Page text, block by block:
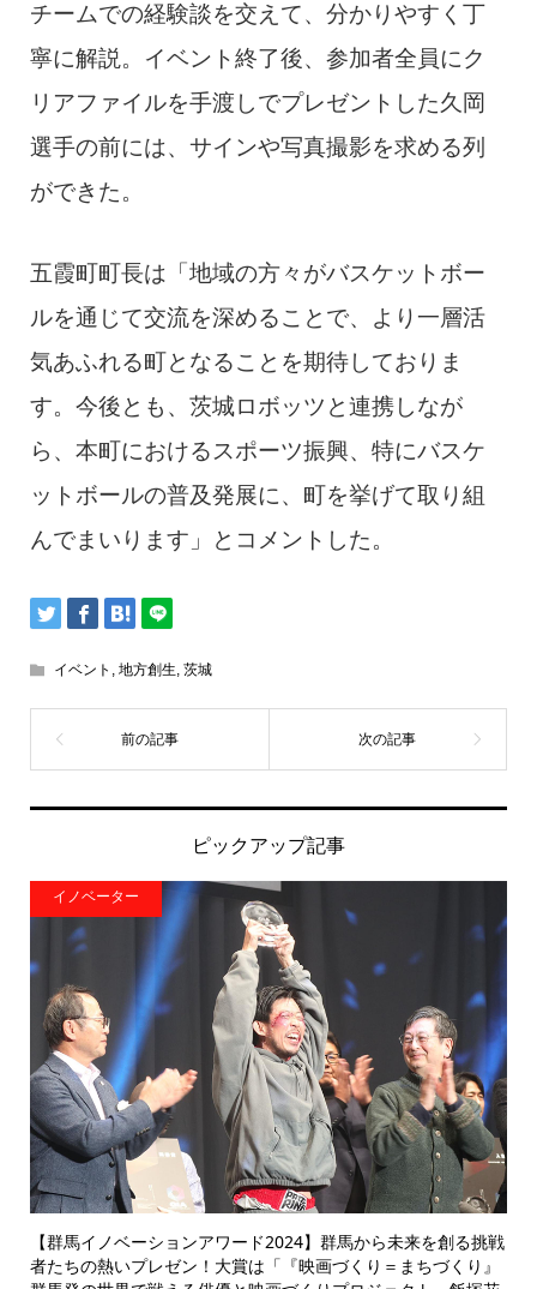
チームでの経験談を交えて、分かりやすく丁
寧に解説。イベント終了後、参加者全員にク
リアファイルを手渡しでプレゼントした久岡
選手の前には、サインや写真撮影を求める列
ができた。
五霞町町長は「地域の方々がバスケットボー
ルを通じて交流を深めることで、より一層活
気あふれる町となることを期待しておりま
す。今後とも、茨城ロボッツと連携しなが
ら、本町におけるスポーツ振興、特にバスケ
ットボールの普及発展に、町を挙げて取り組
んでまいります」とコメントした。
イベント , 地方創生, 茨城
ピックアップ記事
イノベーター
【群馬イノベーションアワード2024】群馬から未来を創る挑戦
者たちの熱いプレゼン！大賞は「『映画づくり＝まちづくり』